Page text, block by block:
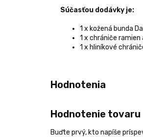
Súčasťou dodávky je:
1 x kožená bunda
1 x chrániče ramien
1 x hliníkové
Hodnotenie tovaru
Buďte prvý, kto napíše